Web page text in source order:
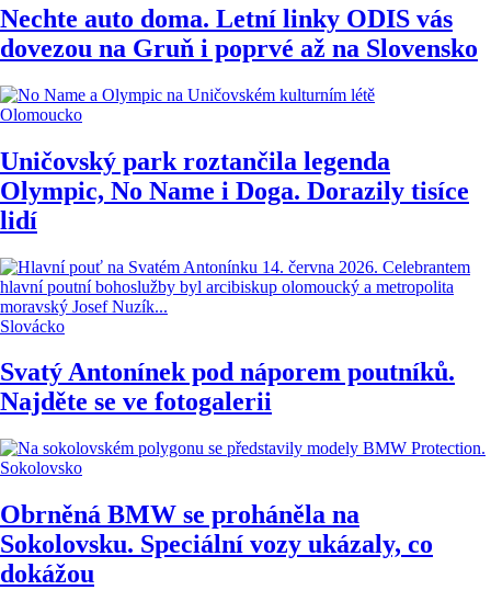
Nechte auto doma. Letní linky ODIS vás
dovezou na Gruň i poprvé až na Slovensko
Olomoucko
Uničovský park roztančila legenda
Olympic, No Name i Doga. Dorazily tisíce
lidí
Slovácko
Svatý Antonínek pod náporem poutníků.
Najděte se ve fotogalerii
Sokolovsko
Obrněná BMW se proháněla na
Sokolovsku. Speciální vozy ukázaly, co
dokážou